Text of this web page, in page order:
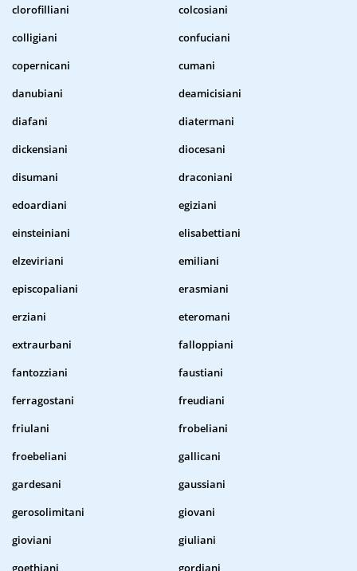
clorofilliani
colcosiani
colligiani
confuciani
copernicani
cumani
danubiani
deamicisiani
diafani
diatermani
dickensiani
diocesani
disumani
draconiani
edoardiani
egiziani
einsteiniani
elisabettiani
elzeviriani
emiliani
episcopaliani
erasmiani
erziani
eteromani
extraurbani
falloppiani
fantozziani
faustiani
ferragostani
freudiani
friulani
frobeliani
froebeliani
gallicani
gardesani
gaussiani
gerosolimitani
giovani
gioviani
giuliani
goethiani
gordiani